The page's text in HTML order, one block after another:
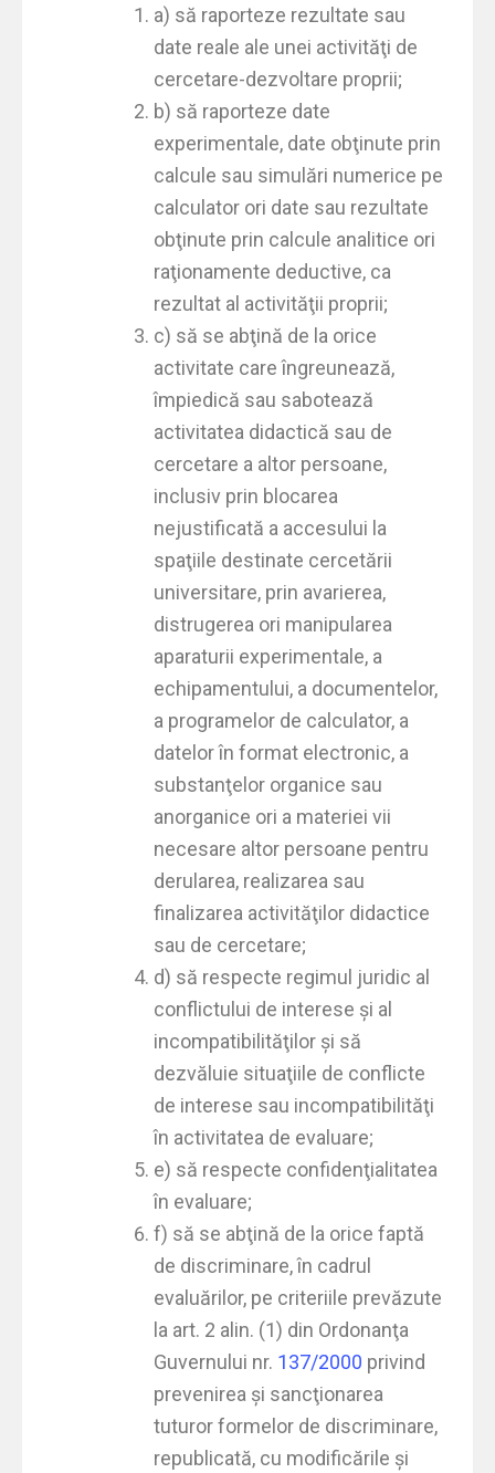
a) să raporteze rezultate sau
date reale ale unei activităţi de
cercetare-dezvoltare proprii;
b) să raporteze date
experimentale, date obţinute prin
calcule sau simulări numerice pe
calculator ori date sau rezultate
obţinute prin calcule analitice ori
raţionamente deductive, ca
rezultat al activităţii proprii;
c) să se abţină de la orice
activitate care îngreunează,
împiedică sau sabotează
activitatea didactică sau de
cercetare a altor persoane,
inclusiv prin blocarea
nejustificată a accesului la
spaţiile destinate cercetării
universitare, prin avarierea,
distrugerea ori manipularea
aparaturii experimentale, a
echipamentului, a documentelor,
a programelor de calculator, a
datelor în format electronic, a
substanţelor organice sau
anorganice ori a materiei vii
necesare altor persoane pentru
derularea, realizarea sau
finalizarea activităţilor didactice
sau de cercetare;
d) să respecte regimul juridic al
conflictului de interese şi al
incompatibilităţilor şi să
dezvăluie situaţiile de conflicte
de interese sau incompatibilităţi
în activitatea de evaluare;
e) să respecte confidenţialitatea
în evaluare;
f) să se abţină de la orice faptă
de discriminare, în cadrul
evaluărilor, pe criteriile prevăzute
la art. 2 alin. (1) din Ordonanţa
Guvernului nr. 137/2000 privind
prevenirea şi sancţionarea
tuturor formelor de discriminare,
republicată, cu modificările şi